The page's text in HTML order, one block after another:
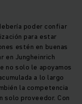
poder confiar
para estar
estén en buenas
en Jungheinrich
no solo le apoyamos
a lo largo
la competencia
solo proveedor. Con